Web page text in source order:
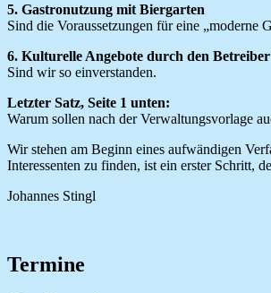
5. Gastronutzung mit Biergarten
Sind die Voraussetzungen für eine „moderne
6. Kulturelle Angebote durch den Betreiber
Sind wir so einverstanden.
Letzter Satz, Seite 1 unten:
Warum sollen nach der Verwaltungsvorlage
Wir stehen am Beginn eines aufwändigen
Interessenten zu finden, ist ein erster Schritt,
Johannes Stingl
Termine